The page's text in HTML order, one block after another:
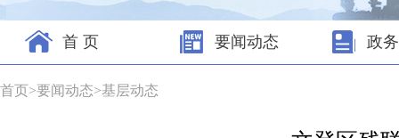
首 页 要闻动态 政
首页>要闻动态>基层动态